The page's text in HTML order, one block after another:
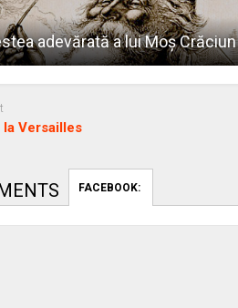
adevărată a lui Moş Crăciun
la Versailles
FACEBOOK: